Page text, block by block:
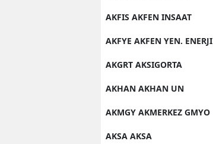
AKFIS AKFEN INSAAT
AKFYE AKFEN YEN. ENERJI
AKGRT AKSIGORTA
AKHAN AKHAN UN
AKMGY AKMERKEZ GMYO
AKSA AKSA